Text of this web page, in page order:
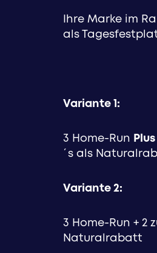
Ihre Marke im
als
Variante 1:
3 Home-Run Plus
´s als
Variante 2:
3 Home-Run + 2
Naturalrabatt